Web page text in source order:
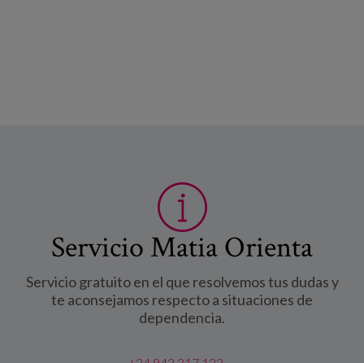
Servicio Matia Orienta
Servicio gratuito en el que resolvemos tus dudas y
te aconsejamos respecto a situaciones de
dependencia.